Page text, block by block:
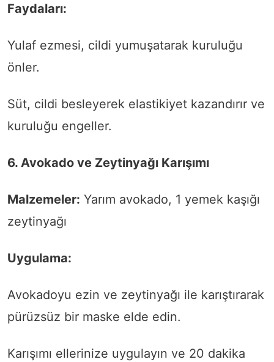
Faydaları:
Yulaf ezmesi, cildi yumuşatarak kuruluğu
önler.
Süt, cildi besleyerek elastikiyet kazandırır ve
kuruluğu engeller.
6. Avokado ve Zeytinyağı Karışımı
Malzemeler: Yarım avokado, 1 yemek kaşığı
zeytinyağı
Uygulama:
Avokadoyu ezin ve zeytinyağı ile karıştırarak
pürüzsüz bir maske elde edin.
Karışımı ellerinize uygulayın ve 20 dakika